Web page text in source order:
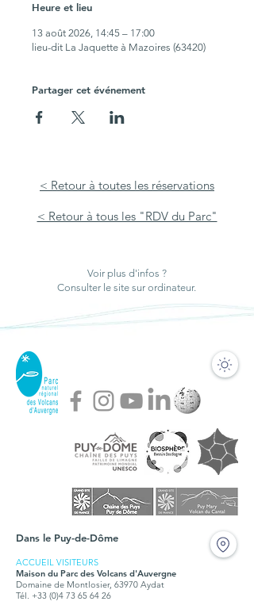
Heure et lieu
13 août 2026, 14:45 – 17:00
lieu-dit La Jaquette à Mazoires (63420)
Partager cet événement
< Retour à toutes les réservations
< Retour à tous les "RDV du Parc"
Voir plus d'infos ?
Consulter le site sur ordinateur.
Dans le Puy-de-Dôme
ACCUEIL VISITEURS
Maison du Parc des Volcans d'Auvergne
Domaine de Montlosier, 63970 Aydat
Tél. +33 (0)4 73 65 64 26